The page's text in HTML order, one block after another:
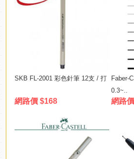
SKB FL-2001 彩色針筆 12支 / 打
網路價 $168
Faber-
0.3~..
網路